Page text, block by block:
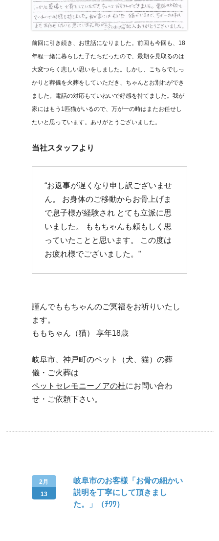
前回に引き続き、お世話になりました。前回も今回も、18
年程一緒に暮らした子たちだったので、最期を見取るのは
大変つらく悲しい思いをしました。しかし、こちらでしっ
かりと葬儀を火葬をしていただき、ちゃんとお別れができ
ました。電話の対応もていねいで好感を持てました。我が
家にはもう1匹猫がいるので、万が一の時はまたお任せし
たいと思っています。ありがとうございました。
当社スタッフより
“お返事が遅くなり申し訳ございませ
ん。 お身体のご移動からお骨上げま
で息子様が経験され とても立派に思
いました。 ももちゃんも頼もしく思
っていたことと思います。 この度は
お疲れ様でございました。”
謹んでももちゃんのご冥福をお祈りいたし
ます。
ももちゃん（猫） 享年18歳
岐阜市、神戸町のペット（犬、猫）の葬
儀・ご火葬は
ペットセレモニーノアの杜にお問い合わ
せ・ご依頼下さい。
2月
13
岐阜市のお客様「お骨の細かい
説明を丁寧にして頂きまし
た。」（ﾁﾜﾜ）